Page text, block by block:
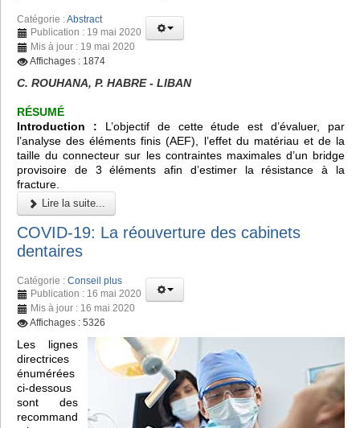
Catégorie :Abstract
Publication : 19 mai 2020
Mis à jour : 19 mai 2020
Affichages : 1874
C. ROUHANA, P. HABRE - LIBAN
RÉSUMÉ
Introduction : L’objectif de cette étude est d’évaluer, par
l’analyse des éléments finis (AEF), l’effet du matériau et de la
taille du connecteur sur les contraintes maximales d’un bridge
provisoire de 3 éléments afin d’estimer la résistance à la
fracture.
Lire la suite...
COVID-19: La réouverture des cabinets
dentaires
Catégorie : Conseil plus
Publication : 16 mai 2020
Mis à jour : 16 mai 2020
Affichages : 5326
Les lignes
directrices
énumérées
ci-dessous
sont des
recommand